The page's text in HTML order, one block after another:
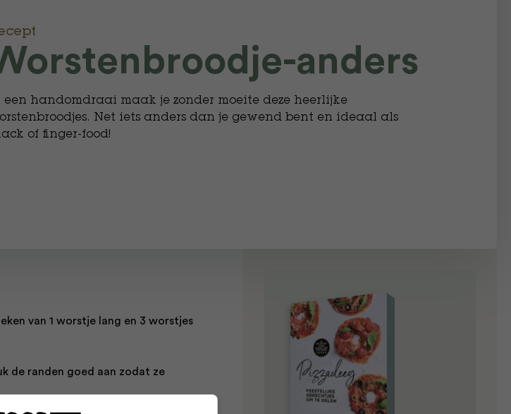
anders
een handomdraai maak je zonder moeite deze heerlijke
Net iets anders dan je gewend bent en ideaal als
of finger-food!
van 1 worstje lang en 3 worstjes
de randen goed aan zodat ze